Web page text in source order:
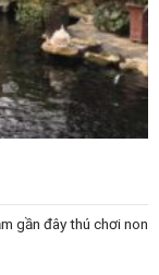
gần đây thú chơi non